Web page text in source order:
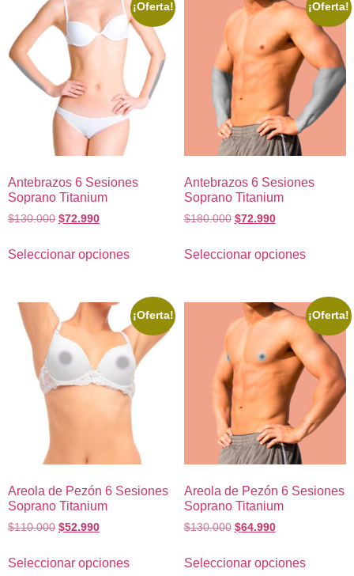
¡Oferta!
Antebrazos 6 Sesiones
Soprano Titanium
$130.000 $72.990
Seleccionar opciones
¡Oferta!
Antebrazos 6 Sesiones
Soprano Titanium
$180.000 $72.990
Seleccionar opciones
¡Oferta!
Areola de Pezón 6 Sesiones
Soprano Titanium
$110.000 $52.990
Seleccionar opciones
¡Oferta!
Areola de Pezón 6 Sesiones
Soprano Titanium
$130.000 $64.990
Seleccionar opciones